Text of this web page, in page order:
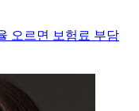
오르면 보험료 부담